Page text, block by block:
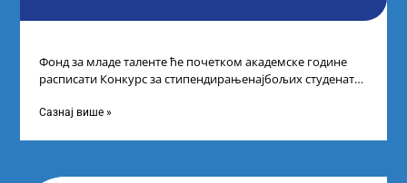
Фонд за младе таленте ће почетком академске године
расписати Конкурс за стипендирањенајбољих студената
Сазнај више »